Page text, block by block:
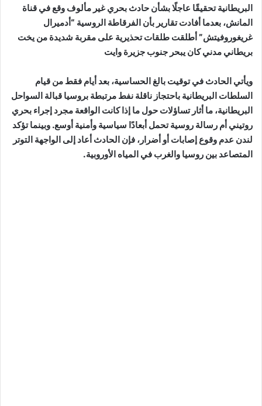
البريطانية تحقيقًا عاجلًا بشأن حادث بحري غير مألوف وقع في قناة
المانش، بعدما أفادت تقارير بأن الفرقاطة الروسية “أدميرال
غريغوروفيتش” أطلقت طلقات تحذيرية على مقربة شديدة من يخت
بريطاني مدني كان يبحر جنوب جزيرة وايت
ويأتي الحادث في توقيت بالغ الحساسية، بعد أيام فقط من قيام
السلطات البريطانية باحتجاز ناقلة نفط مرتبطة بروسيا قبالة السواحل
البريطانية، ما أثار تساؤلات حول ما إذا كانت الواقعة مجرد إجراء بحري
روتيني أم رسالة روسية تحمل أبعادًا سياسية وأمنية أوسع. وبينما تؤكد
لندن عدم وقوع إصابات أو أضرار، فإن الحادث أعاد إلى الواجهة التوتر
المتصاعد بين روسيا والغرب في المياه الأوروبية.